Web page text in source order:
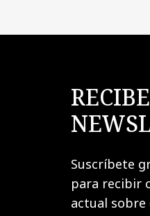
Suscríbete
para recibir
actual